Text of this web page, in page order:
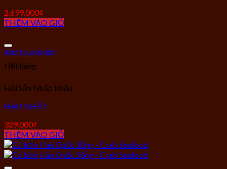
2.699.000₫
THÊM VÀO GIỎ
Add to wishlist
Hết hàng
Hải Sản Nhập Khẩu
HÀU NHẬT
329.000₫
THÊM VÀO GIỎ